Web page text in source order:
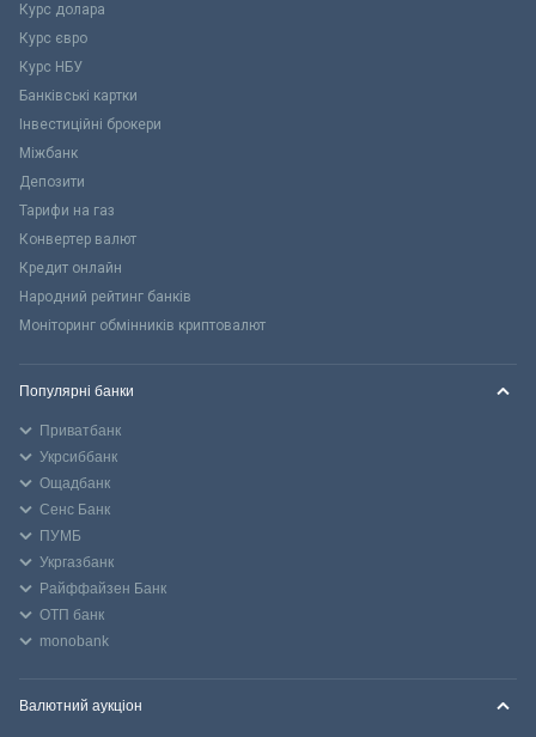
Курс долара
Курс євро
Курс НБУ
Банківські картки
Інвестиційні брокери
Міжбанк
Депозити
Тарифи на газ
Конвертер валют
Кредит онлайн
Народний рейтинг банків
Моніторинг обмінників криптовалют
Популярні банки
Приватбанк
Укрсиббанк
Ощадбанк
Сенс Банк
ПУМБ
Укргазбанк
Райффайзен Банк
ОТП банк
monobank
Валютний аукціон